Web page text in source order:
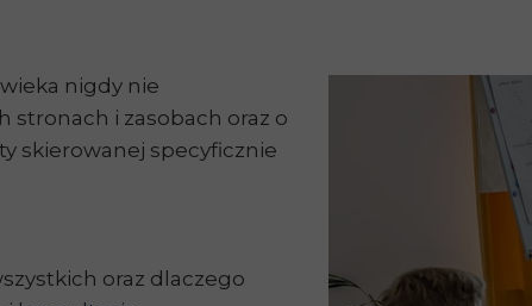
nigdy nie
stronach i zasobach oraz o
skierowanej specyficznie
oraz dlaczego